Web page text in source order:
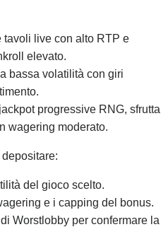
tavoli live con alto RTP e
elevato.
bassa volatilità con giri
progressive RNG, sfrutta
wagering moderato.
del gioco scelto.
e i capping del bonus.
Worstlobby per confermare la